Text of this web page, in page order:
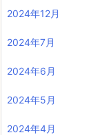
2024年12月
2024年7月
2024年6月
2024年5月
2024年4月